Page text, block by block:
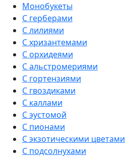
Монобукеты
С герберами
С лилиями
С хризантемами
С орхидеями
С альстромериями
С гортензиями
С гвоздиками
С каллами
С эустомой
С пионами
С экзотическими цветами
С подсолнухами